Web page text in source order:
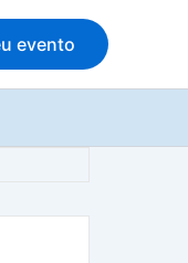
evento